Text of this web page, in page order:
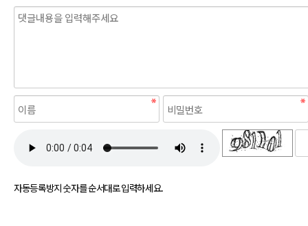
자동등록방지 숫자를 순서대로 입력하세요.